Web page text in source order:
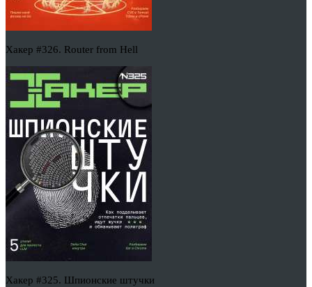
Хакер #326. Router from Hell
Хакер #325. Шпионские штучки